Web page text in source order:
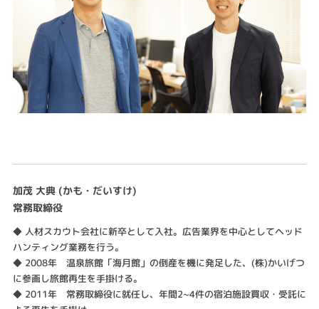
加茂 大典 (かも・だいすけ)
常務取締役
◆ 人材スカウト会社に新卒として入社。広告業界を中心としてヘッド
ハンティング業務を行う。
◆ 2008年 温泉旅館「海月館」の倒産を機に発足した、(株)かいげつ
に参画し旅館再生を手掛ける。
◆ 2011年 常務取締役に就任し、年間2~4件の宿泊施設買収・受託に